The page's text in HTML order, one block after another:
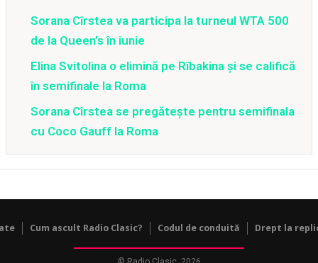
Sorana Cîrstea va participa la turneul WTA 500
de la Queen’s în iunie
Elina Svitolina o elimină pe Rîbakina și se califică
în semifinale la Roma
Sorana Cîrstea se pregătește pentru semifinala
cu Coco Gauff la Roma
Cum ascult Radio Clasic? Codul de conduită Drept la